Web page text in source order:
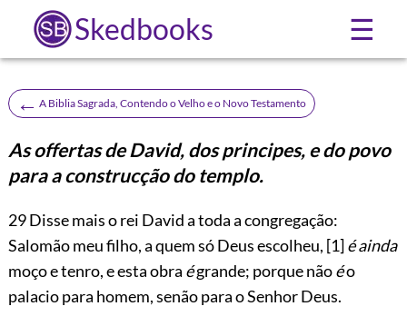
Skedbooks ☰
← A Biblia Sagrada, Contendo o Velho e o Novo Testamento
As offertas de David, dos principes, e do povo
para a construcção do templo.
29Disse mais o rei David a toda a congregação:
Salomão meu filho, a quem só Deus escolheu, [1]é ainda
moço e tenro, e esta obra égrande; porque nãoéo
palacio para homem, senão para o Senhor Deus.